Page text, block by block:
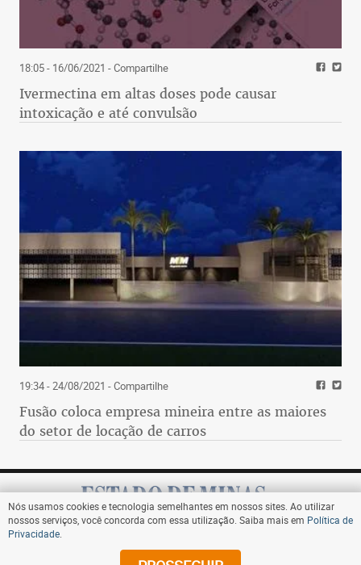
Nós usamos cookies e tecnologia semelhantes em nossos sites. Ao utilizar
nossos serviços, você concorda com essa utilização. Saiba mais em Política de
Privacidade
18:05 - 16/06/2021 - Compartilhe
Ivermectina em altas doses pode causar
intoxicação e até convulsão
19:34 - 24/08/2021 - Compartilhe
Fusão coloca empresa mineira entre as maiores
do setor de locação de carros
Assine